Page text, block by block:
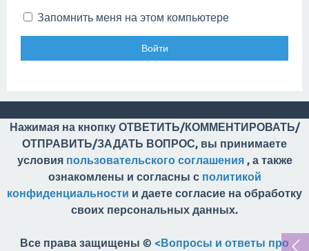
Запомнить меня на этом компьютере
Нажимая на кнопку ОТВЕТИТЬ/КОММЕНТИРОВАТЬ/
ОТПРАВИТЬ/ЗАДАТЬ ВОПРОС, вы принимаете
условия пользовательского соглашения, а также
ознакомлены и согласны с политикой
конфиденциальности и даете согласие на обработку
своих персональных данных.
Все права защищены © <Вопросы и ответы про